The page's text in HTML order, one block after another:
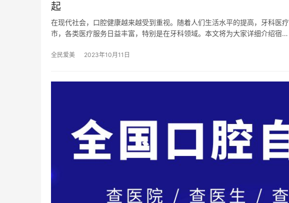
起
在现代社会，口腔健康越来越受到重视。随着人们生活水平的提高，牙科医
市，各类医疗服务日益丰富，特别是在牙科领域。本文将为大家详细介绍宿…
全民爱美 2023年10月11日